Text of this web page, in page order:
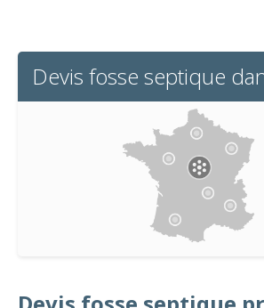
Devis fosse septique